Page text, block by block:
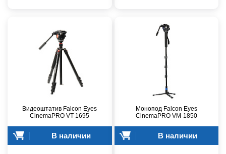
Видеоштатив Falcon Eyes
CinemaPRO VT-1695
В наличии
Монопод Falcon Eyes
CinemaPRO VM-1850
В наличии